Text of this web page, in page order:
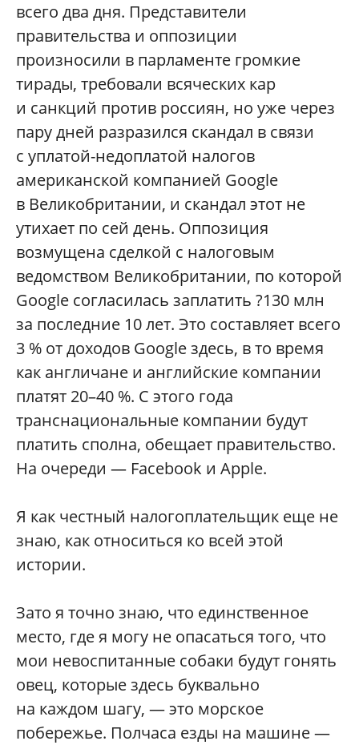
всего два дня. Представители
правительства и оппозиции
произносили в парламенте громкие
тирады, требовали всяческих кар
и санкций против россиян, но уже через
пару дней разразился скандал в связи
с уплатой-недоплатой налогов
американской компанией Google
в Великобритании, и скандал этот не
утихает по сей день. Оппозиция
возмущена сделкой с налоговым
ведомством Великобритании, по которой
Google согласилась заплатить ?130 млн
за последние 10 лет. Это составляет всего
3 % от доходов Google здесь, в то время
как англичане и английские компании
платят 20–40 %. С этого года
транснациональные компании будут
платить сполна, обещает правительство.
На очереди — Facebook и Apple.
Я как честный налогоплательщик еще не
знаю, как относиться ко всей этой
истории.
Зато я точно знаю, что единственное
место, где я могу не опасаться того, что
мои невоспитанные собаки будут гонять
овец, которые здесь буквально
на каждом шагу, — это морское
побережье. Полчаса езды на машине —